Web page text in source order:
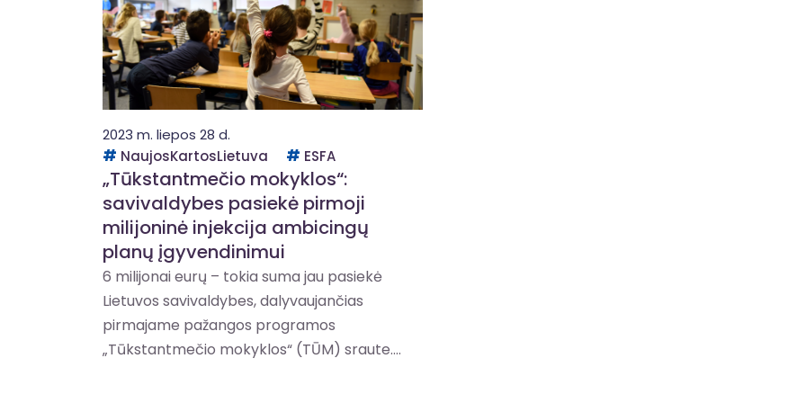
2023 m. liepos 28 d.
NaujosKartosLietuva
ESFA
„Tūkstantmečio mokyklos“:
savivaldybes pasiekė pirmoji
milijoninė injekcija ambicingų
planų įgyvendinimui
6 milijonai eurų – tokia suma jau pasiekė
Lietuvos savivaldybes, dalyvaujančias
pirmajame pažangos programos
„Tūkstantmečio mokyklos“ (TŪM) sraute....